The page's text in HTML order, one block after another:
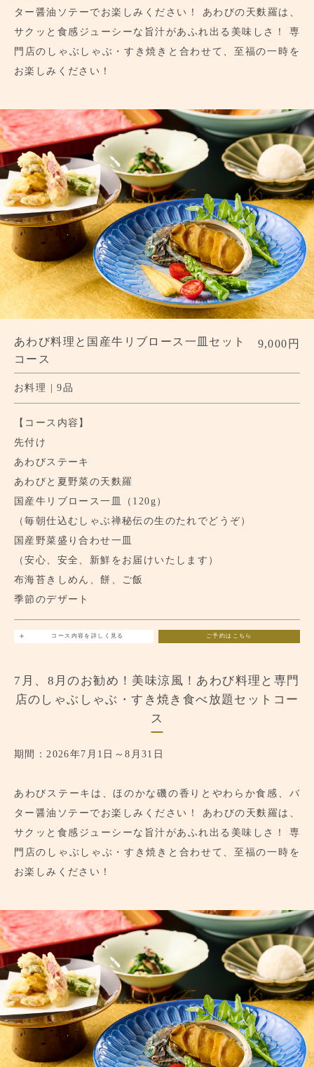
ター醤油ソテーでお楽しみください！
あわびの天麩羅は、
サクッと食感ジューシーな旨汁があふれ出る美味しさ！
専
門店のしゃぶしゃぶ・すき焼きと合わせて、至福の一時を
お楽しみください！
あわび料理と国産牛リブロース一皿セット
コース
9,000円
お料理 | 9品
【コース内容】
先付け
あわびステーキ
あわびと夏野菜の天麩羅
国産牛リブロース一皿（120g）
（毎朝仕込むしゃぶ禅秘伝の生のたれでどうぞ）
国産野菜盛り合わせ一皿
（安心、安全、新鮮をお届けいたします）
布海苔きしめん、餅、ご飯
季節のデザート
コース内容を詳しく見る ご予約はこちら
7月、8月のお勧め！美味涼風！あわび料理と専門
店のしゃぶしゃぶ・すき焼き食べ放題セットコー
ス
期間：2026年7月1日～8月31日
あわびステーキは、ほのかな磯の香りとやわらか食感、バ
ター醤油ソテーでお楽しみください！
あわびの天麩羅は、
サクッと食感ジューシーな旨汁があふれ出る美味しさ！
専
門店のしゃぶしゃぶ・すき焼きと合わせて、至福の一時を
お楽しみください！